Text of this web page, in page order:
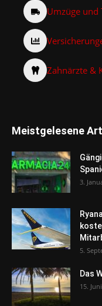
Umzüge und
Zahnärzte &
Meistgelesene
3.
5.
Das
15.